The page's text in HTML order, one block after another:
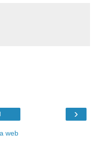
›
web